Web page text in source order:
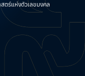
ตร์แห่งตัวเลขมงคล